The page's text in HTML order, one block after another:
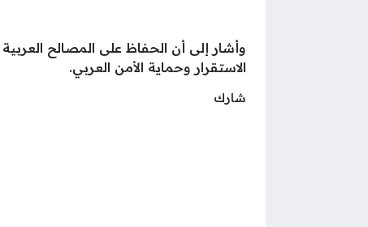
وأشار إلى أن الحفاظ على المصالح
الاستقرار وحماية الأمن العربي.
شارك